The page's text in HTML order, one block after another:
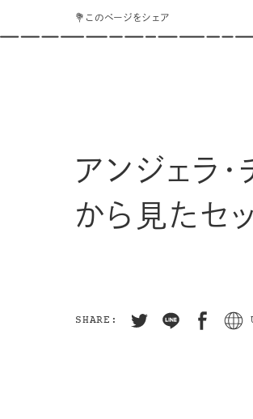
💐このページをシェア
アンジェラ
から見たセ
SHARE: